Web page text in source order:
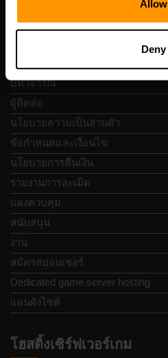
Allow
Deny
การนำทางแบบรวดเร็ว
บทวิจารณ์
ผู้ติดต่อ
นโยบายความเป็นส่วนตัว
ข้อกำหนดและเงื่อนไข
นโยบายการคืนเงิน
รายงานการละเมิด
แผงควบคุม
สนับสนุน
งาน
สมัครสปอนเซอร์
Dedicated game server hosting
แผนผังไซต์
โฮสติ้งเซิร์ฟเวอร์เกม